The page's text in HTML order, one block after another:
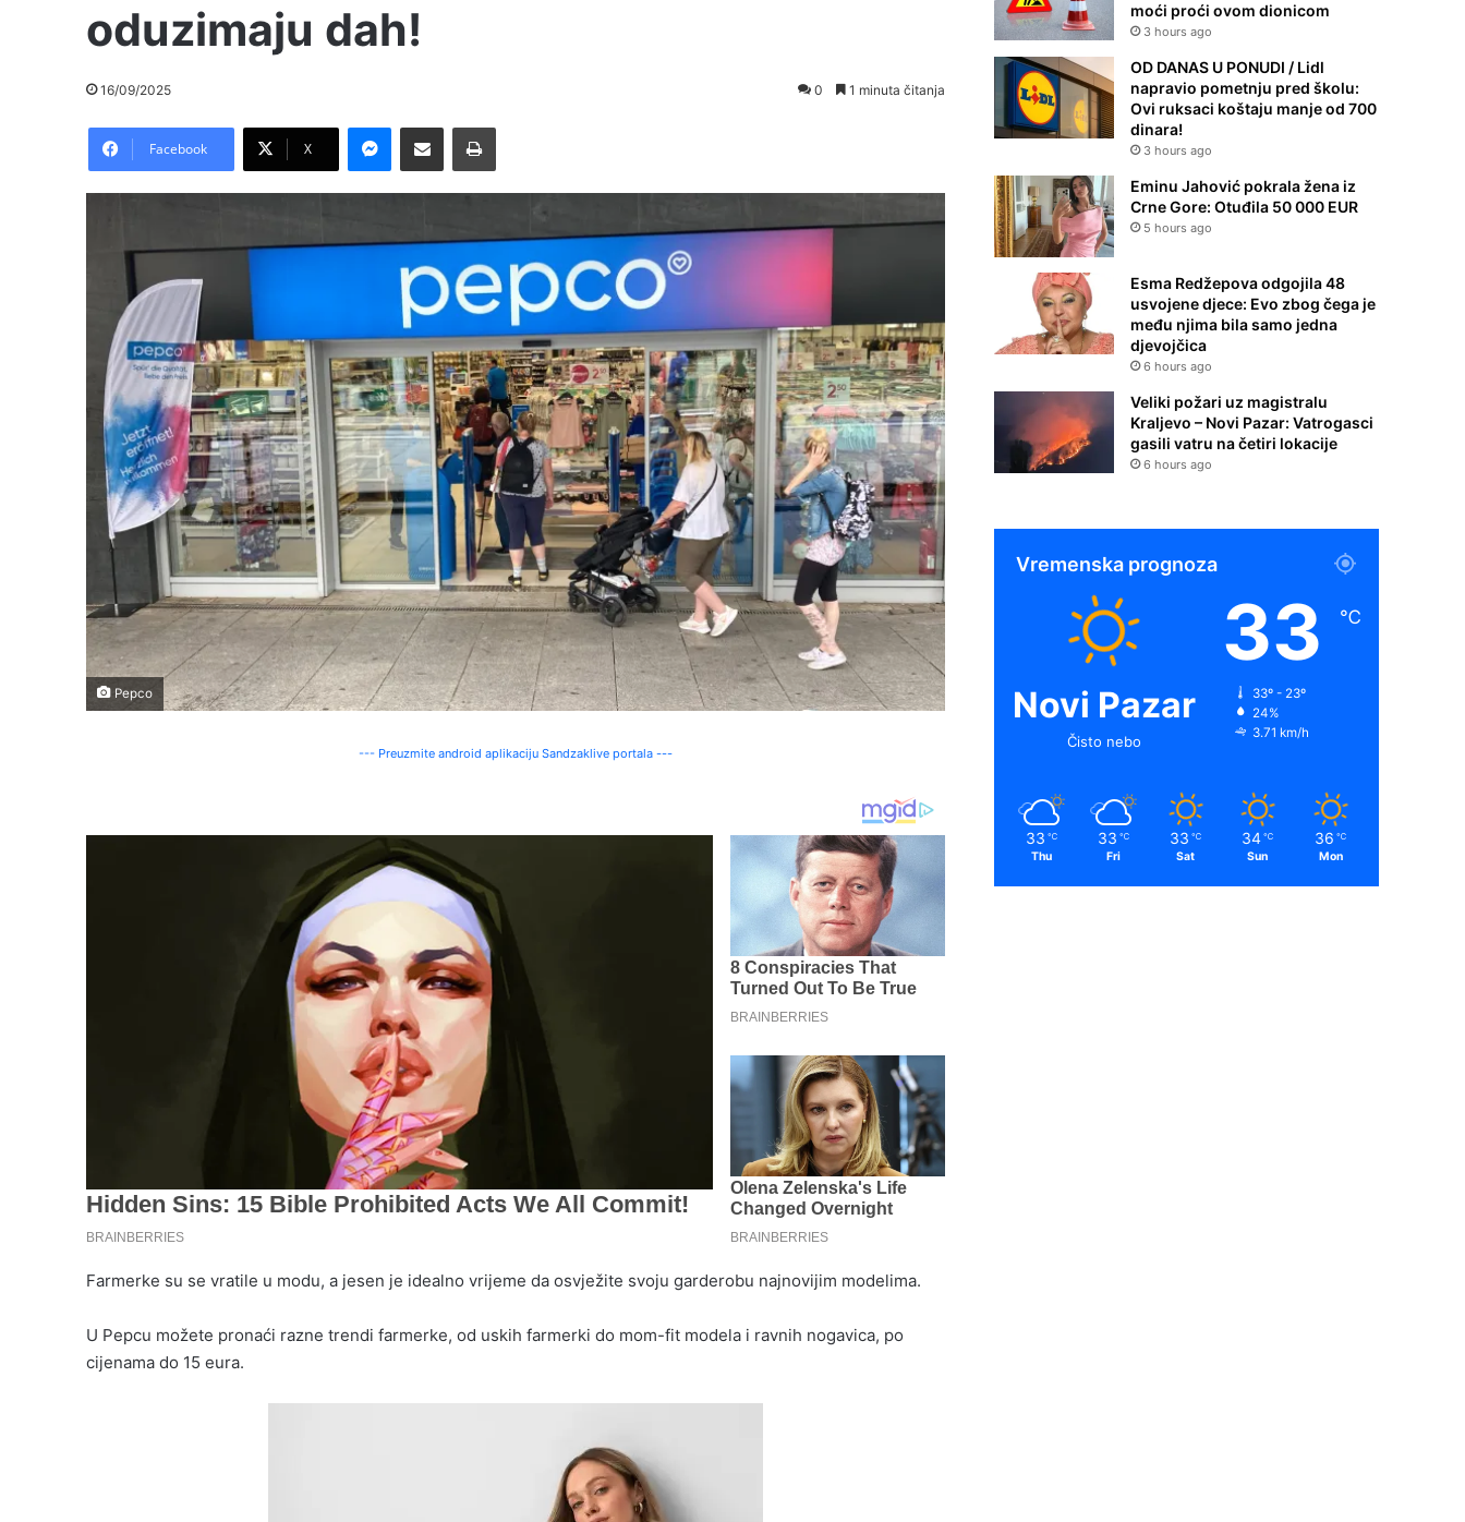
oduzimaju dah!
16/09/2025 0 1 minuta čitanja
Facebook X
Messenger
Pošalji preko E-Maila Printaj
Pepco
--- Preuzmite android aplikaciju Sandzaklive portala ---
Farmerke su se vratile u modu, a jesen je idealno vrijeme da osvježite svoju garderobu najnovijim modelima.
U Pepcu možete pronaći razne trendi farmerke, od uskih farmerki do mom-fit modela i ravnih nogavica, po
cijenama do 15 eura.
moći proći ovom dionicom
3 hours ago
OD DANAS U PONUDI / Lidl
napravio pometnju pred školu:
Ovi ruksaci koštaju manje od 700
dinara!
3 hours ago
Eminu Jahović pokrala žena iz
Crne Gore: Otuđila 50 000 EUR
5 hours ago
Esma Redžepova odgojila 48
usvojene djece: Evo zbog čega je
među njima bila samo jedna
djevojčica
6 hours ago
Veliki požari uz magistralu
Kraljevo – Novi Pazar: Vatrogasci
gasili vatru na četiri lokacije
6 hours ago
Vremenska prognoza
Novi Pazar
Čisto nebo
33 ℃
33º - 23º
24%
3.71 km/h
33 ℃
Thu
33 ℃
Fri
33 ℃
Sat
34 ℃
Sun
36 ℃
Mon